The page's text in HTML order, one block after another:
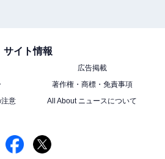
サイト情報
広告掲載
著作権・商標・免責事項
意
All About ニュースについて